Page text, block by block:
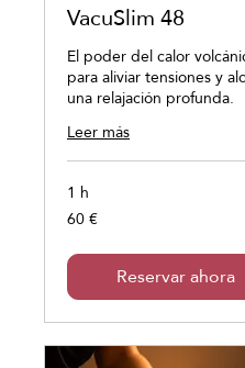
VacuSlim 48
El poder del calor
para aliviar tensiones y
una relajación profunda.
Leer más
1 h
60
euros
60 €
Reservar ahora